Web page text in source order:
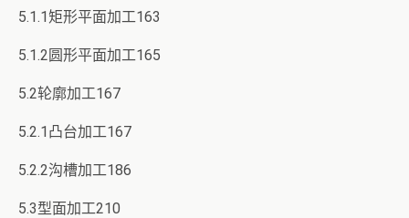
5.1.1矩形平面加工163
5.1.2圆形平面加工165
5.2轮廓加工167
5.2.1凸台加工167
5.2.2沟槽加工186
5.3型面加工210